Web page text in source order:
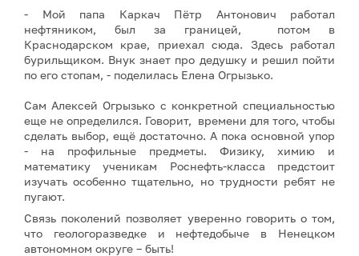
- Мой папа Каркач Пётр Антонович работал
нефтяником, был за границей, потом в
Краснодарском крае, приехал сюда. Здесь работал
бурильщиком. Внук знает про дедушку и решил пойти
по его стопам, - поделилась Елена Огрызько.
Сам Алексей Огрызько с конкретной специальностью
еще не определился. Говорит, времени для того, чтобы
сделать выбор, ещё достаточно. А пока основной упор
- на профильные предметы. Физику, химию и
математику ученикам Роснефть-класса предстоит
изучать особенно тщательно, но трудности ребят не
пугают.
Связь поколений позволяет уверенно говорить о том,
что геологоразведке и нефтедобыче в Ненецком
автономном округе – быть!